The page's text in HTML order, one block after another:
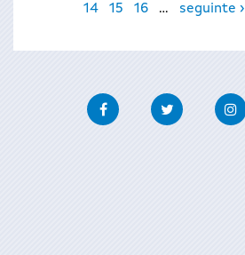
14
15 16 … seguinte ›
FacebookTwitter